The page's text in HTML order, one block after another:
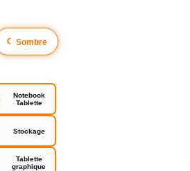
☾ Sombre
Notebook
Tablette
Stockage
Tablette
graphique